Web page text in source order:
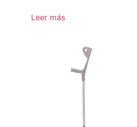
Leer más